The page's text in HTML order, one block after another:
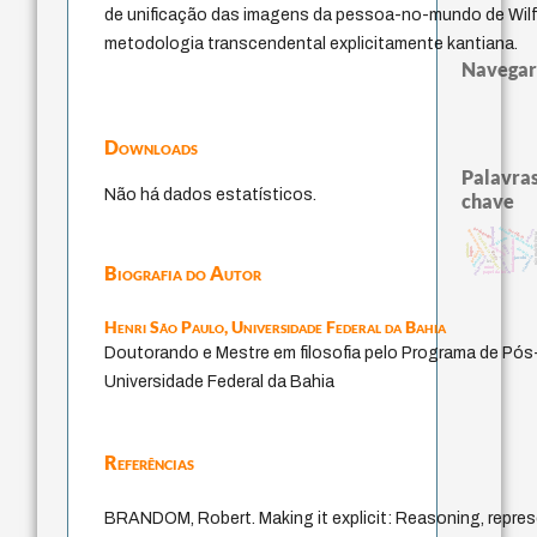
de unificação das imagens da pessoa-no-mundo de
metodologia transcendental explicitamente kantiana.
Downloads
Não há dados estatísticos.
Biografia do Autor
Henri São Paulo,Universidade Federal da Bahia
Doutorando e Mestre em filosofia pelo Programa de
Universidade Federal da Bahia
Referências
BRANDOM, Robert. Making it explicit: Reasoning,
Navegar
chave
fundamentalismojacobi
protágoras
experiência temporalgénero
idade
intolerância
history of philosophy
homem-medida
j.c.m. neto
palavra
perdón leyes
violencia
guayaquil
logos
pedagogia
lei
desejo
papel da lei
sacrifício não
mind
therapy
animais